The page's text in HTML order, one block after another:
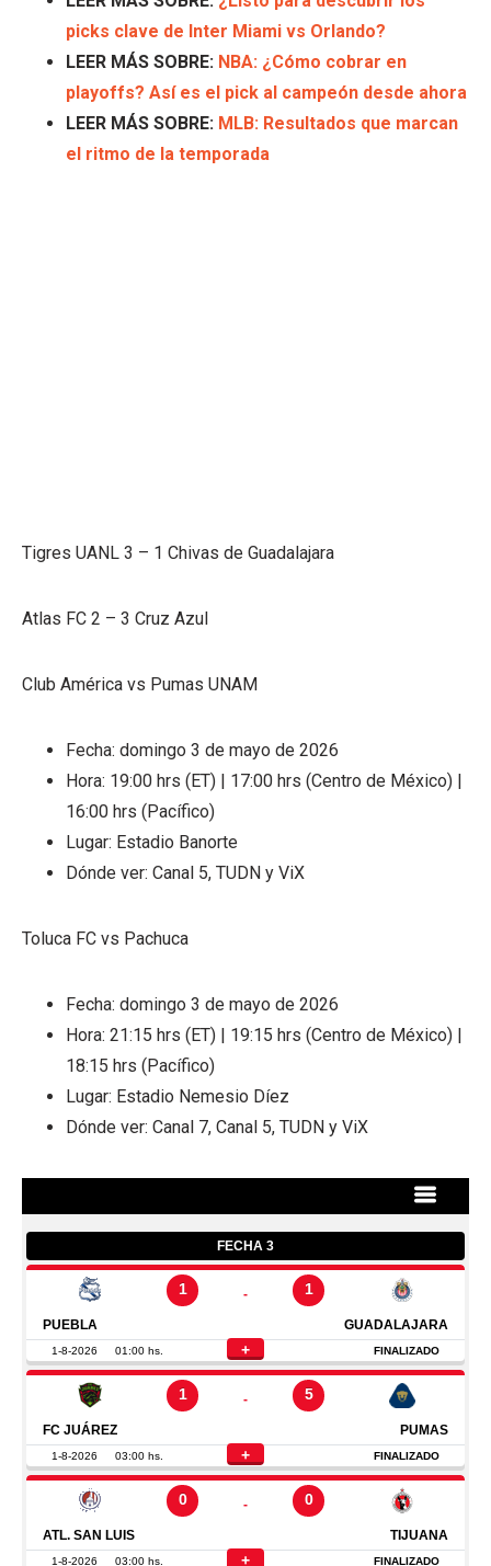
picks clave de Inter Miami vs Orlando?
LEER MÁS SOBRE: NBA: ¿Cómo cobrar en
playoffs? Así es el pick al campeón desde ahora
LEER MÁS SOBRE: MLB: Resultados que marcan
el ritmo de la temporada
Tigres UANL 3 – 1 Chivas de Guadalajara
Atlas FC 2 – 3 Cruz Azul
Club América vs Pumas UNAM
Fecha: domingo 3 de mayo de 2026
Hora: 19:00 hrs (ET) | 17:00 hrs (Centro de México) |
16:00 hrs (Pacífico)
Lugar: Estadio Banorte
Dónde ver: Canal 5, TUDN y ViX
Toluca FC vs Pachuca
Fecha: domingo 3 de mayo de 2026
Hora: 21:15 hrs (ET) | 19:15 hrs (Centro de México) |
18:15 hrs (Pacífico)
Lugar: Estadio Nemesio Díez
Dónde ver: Canal 7, Canal 5, TUDN y ViX